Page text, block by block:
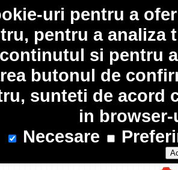
uri pentru a
pentru a analiza
continutul si pentru
butonul de
sunteti de acord
in
Necesare